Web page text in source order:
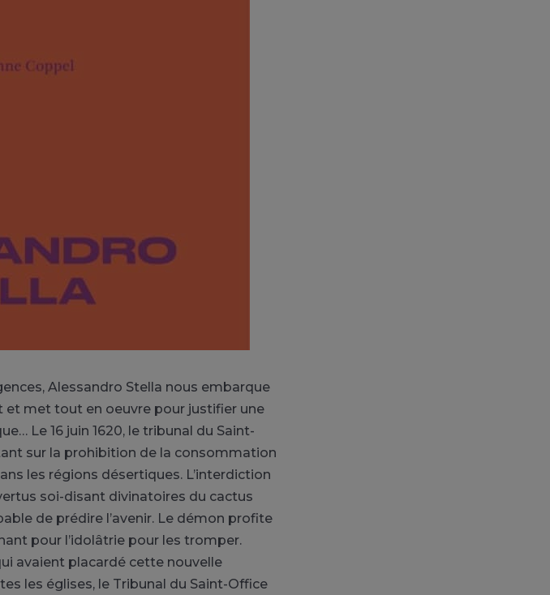
Alessandro Stella nous embarque
et met tout en oeuvre pour justifier une
Le 16 juin 1620, le tribunal du Saint-
sur la prohibition de la consommation
les régions désertiques. L’interdiction
soi-disant divinatoires du cactus
de prédire l’avenir. Le démon profite
pour l’idolâtrie pour les tromper.
avaient placardé cette nouvelle
les églises, le Tribunal du Saint-Office